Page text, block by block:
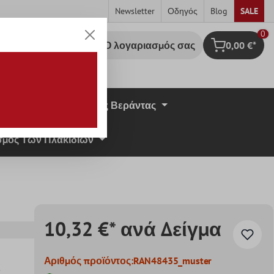
Newsletter Οδηγός Blog SALE
Ο λογαριασμός σας Καλάθι
0
0,00 €*
Πλάκες Βεράντας
Των Πλακιδίων
10,32 €* ανά Δείγμα
Αριθμός προϊόντος:RAN48435_muster